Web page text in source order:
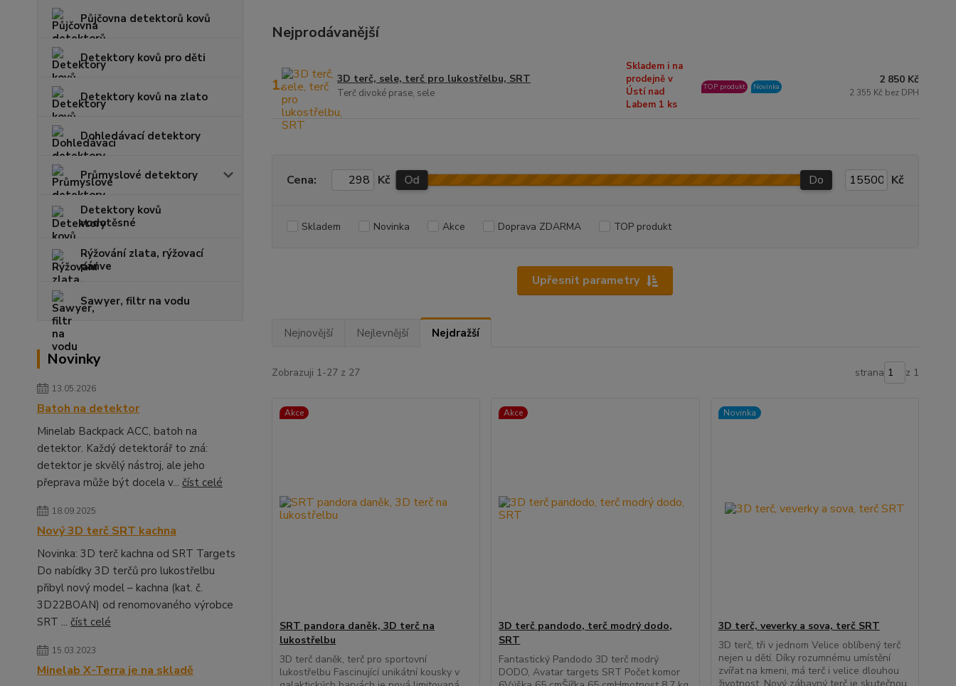
Půjčovna detektorů kovů
Detektory kovů pro děti
Detektory kovů na zlato
Dohledávací detektory
Průmyslové detektory
Detektory kovů
vodotěsné
Rýžování zlata, rýžovací
pánve
Sawyer, filtr na vodu
Novinky
13.05.2026
Batoh na detektor
Minelab Backpack ACC, batoh na
detektor. Každý detektorář to zná:
detektor je skvělý nástroj, ale jeho
přeprava může být docela v... číst celé
18.09.2025
Nový 3D terč SRT kachna
Novinka: 3D terč kachna od SRT Targets
Do nabídky 3D terčů pro lukostřelbu
přibyl nový model – kachna (kat. č.
3D22BOAN) od renomovaného výrobce
SRT ... číst celé
15.03.2023
Minelab X-Terra je na skladě
Nejprodávanější
1. 3D terč, sele, terč pro lukostřelbu, SRT
Terč divoké prase, sele
Skladem i na
prodejně v
Ústí nad
Labem 1 ks
TOP produkt Novinka
2 850 Kč
2 355 Kč bez DPH
Upřesnit parametry
Cena: Kč Od Do Kč
Skladem Novinka Akce Doprava ZDARMA TOP produkt
Nejnovější Nejlevnější Nejdražší
Zobrazuji 1-27 z 27 strana z 1
Akce
SRT pandora daněk, 3D terč na
lukostřelbu
3D terč daněk, terč pro sportovní
lukostřelbu Fascinující unikátní kousky v
Akce
3D terč pandodo, terč modrý dodo,
SRT
Fantastický Pandodo 3D terč modrý
DODO, Avatar targets SRT Počet komor
Novinka
3D terč, veverky a sova, terč SRT
3D terč, tři v jednom Velice oblíbený terč
nejen u dětí. Díky rozumnému umístění
zvířat na kmeni, má terč i velice dlouhou